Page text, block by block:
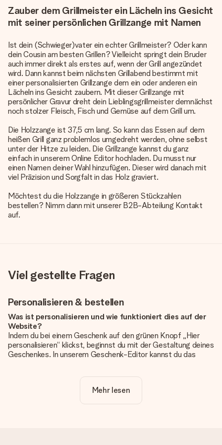
Zauber dem Grillmeister ein Lächeln ins Gesicht
mit seiner persönlichen Grillzange mit Namen
Ist dein (Schwieger)vater ein echter Grillmeister? Oder kann
dein Cousin am besten Grillen? Vielleicht springt dein Bruder
auch immer direkt als erstes auf, wenn der Grill angezündet
wird. Dann kannst beim nächsten Grillabend bestimmt mit
einer personalisierten Grillzange dem ein oder anderen ein
Lächeln ins Gesicht zaubern. Mit dieser Grillzange mit
persönlicher Gravur dreht dein Lieblingsgrillmeister demnächst
noch stolzer Fleisch, Fisch und Gemüse auf dem Grill um.
Die Holzzange ist 37,5 cm lang. So kann das Essen auf dem
heißen Grill ganz problemlos umgedreht werden, ohne selbst
unter der Hitze zu leiden. Die Grillzange kannst du ganz
einfach in unserem Online Editor hochladen. Du musst nur
einen Namen deiner Wahl hinzufügen. Dieser wird danach mit
viel Präzision und Sorgfalt in das Holz graviert.
Möchtest du die Holzzange in größeren Stückzahlen
bestellen? Nimm dann mit unserer B2B-Abteilung Kontakt
auf.
Viel gestellte Fragen
Personalisieren & bestellen
Was ist personalisieren und wie funktioniert dies auf der
Website?
Indem du bei einem Geschenk auf den grünen Knopf „Hier
personalisieren“ klickst, beginnst du mit der Gestaltung deines
Geschenkes. In unserem Geschenk-Editor kannst du das
noch eines unserer angebotenen Designs, um deinem
Geschenk die perfekte Ausstrahlung zu verleihen.
Mehr lesen